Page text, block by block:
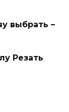
выбрать –
Резать